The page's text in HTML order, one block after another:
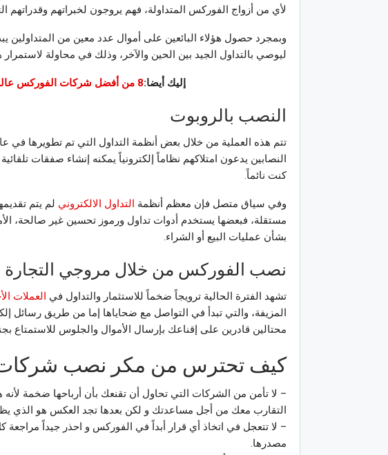
لأي من أزواج الفوركس المتداولة، فهم يروجون لخبراتهم وقدراتهم
وبمجرد حصول هؤلاء البائعين على أموال عدد معين من المتداولين
ليوصي بالتداول الجيد بين الحين والآخر، وذلك في محاولة
إليك أيضا:8 من أفضل شركات الفوركس عالميًا وكيفية التداول معها
النصب بالروبوت
تتم هذه العملية من خلال بعض أنظمة التداول التي تم تطويرها في
النصابين يدعون امتلاكهم نظاماً إلكترونياً يمكنه إنشاء صفقات
كنت نائماً.
وفي سياق متصل فإن معظم أنظمة التداول الالكتروني لم يتم
مستقلة، فبعضها يستخدم أدوات تداول ورموز تحسين غير صالحة،
بشأن عمليات البيع أو الشراء.
نصب الفوركس من خلال مروجي التجارة
تشهد الفترة الحالية ترويجاً ضخماً للاستثمار والتداول في العملات
المزيفة، والتي تبدأ في التواصل مع ضحاياها إما من طريق رسائل
محتالين قادرين على إقناعك بإرسال الأموال والجلوس للاستمتاع
كيف تحترس من مكر نصب شركات
– لا تأمن من الشركات التي تحاول أن تقنعك بأن أرباحها ضخمة لأنه
التقارب معك من أجل مساعدتك و لكن بعدها تجد العكس هو الذي
– لا تتعجل في اتخاذ أي قرار أبداً في الفوركس و احذر جيداً مراجعة
مصدرها.